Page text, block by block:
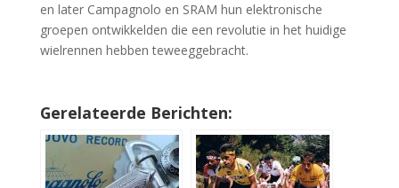
en later Campagnolo en SRAM hun elektronische
groepen ontwikkelden die een revolutie in het huidige
wielrennen hebben teweeggebracht.
Gerelateerde Berichten: